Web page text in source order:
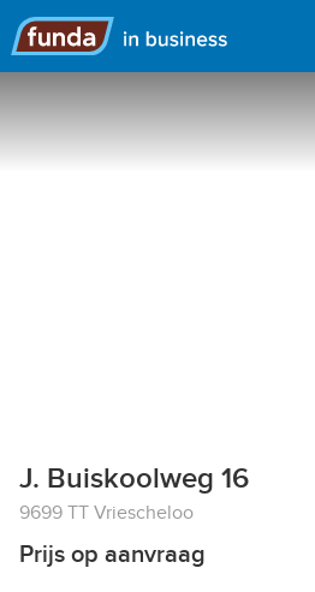
Hoofdmenu
J. Buiskoolweg 16
9699 TT Vriescheloo
Prijs op aanvraag